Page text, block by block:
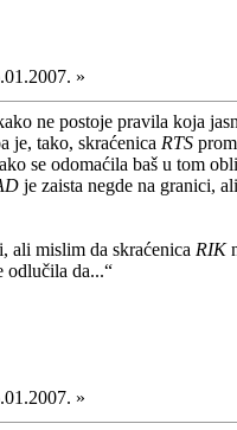
»
ne postoje pravila koja
je, tako, skraćenica RTS
se odomaćila baš u tom
je zaista negde na granici,
ali mislim da skraćenica RIK
odlučila da...“
»